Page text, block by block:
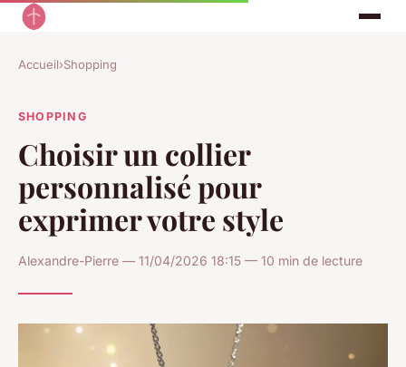
Accueil›Shopping
SHOPPING
Choisir un collier
personnalisé pour
exprimer votre style
Alexandre-Pierre — 11/04/2026 18:15 — 10 min de lecture